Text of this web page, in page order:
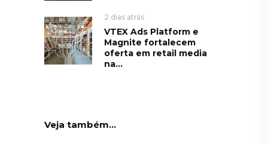
2 dias atrás
VTEX Ads Platform e
Magnite fortalecem
oferta em retail media
na...
Veja também...